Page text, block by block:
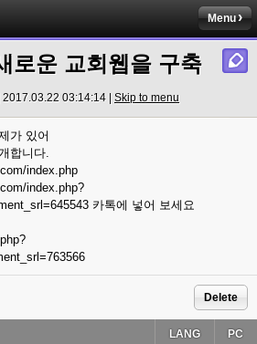
Menu
로운 교회웹을 구축
03:14:14 | Skip to menu
가 있어
합니다.
index.php
index.php?
카톡에 넣어 보세요
Delete
PC
LANG